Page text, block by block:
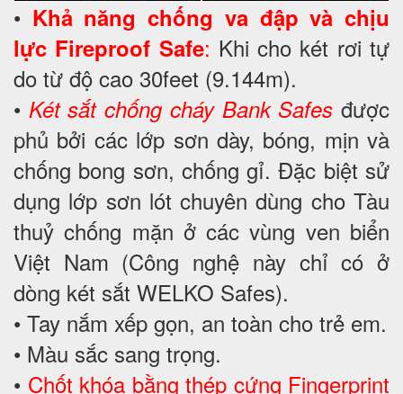
• Khả năng chống va đập và chịu
lực Fireproof Safe: Khi cho két rơi tự
do từ độ cao 30feet (9.144m).
• Két sắt chống cháy Bank Safes được
phủ bởi các lớp sơn dày, bóng, mịn và
chống bong sơn, chống gỉ. Đặc biệt sử
dụng lớp sơn lót chuyên dùng cho Tàu
thuỷ chống mặn ở các vùng ven biển
Việt Nam (Công nghệ này chỉ có ở
dòng két sắt WELKO Safes).
• Tay nắm xếp gọn, an toàn cho trẻ em.
• Màu sắc sang trọng.
• Chốt khóa bằng thép cứng Fingerprint